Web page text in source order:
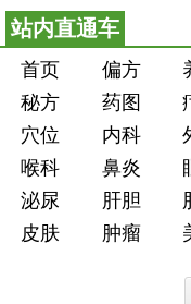
站内直通车
首页 偏方
秘方
药图
穴位
内科
喉科
鼻炎
泌尿
肝胆
皮肤
肿瘤